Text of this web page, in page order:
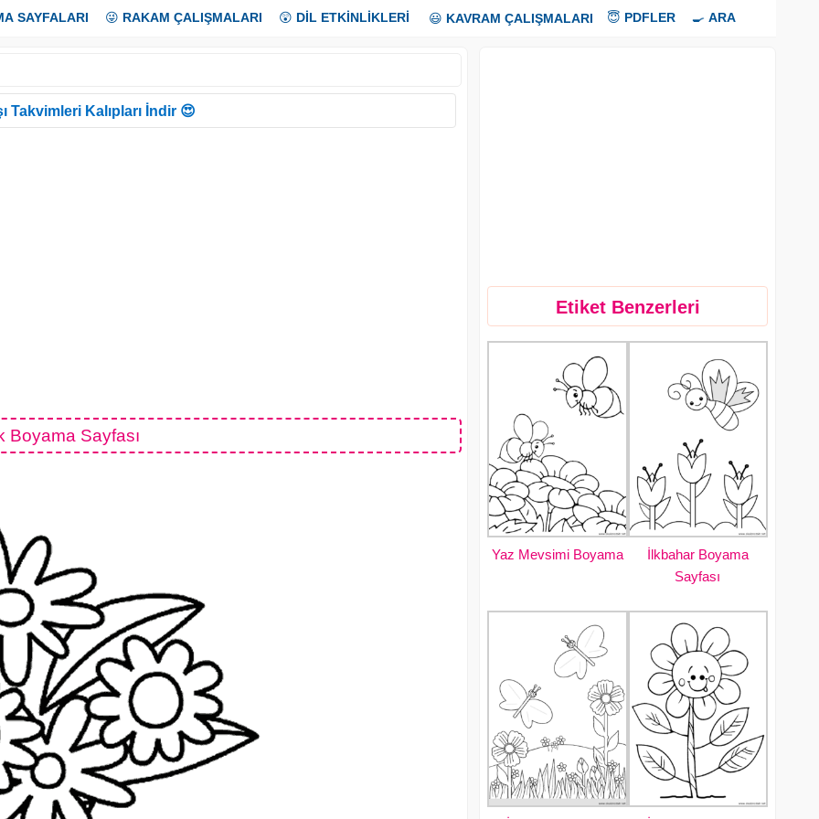
SAYFALARI 😜 RAKAM ÇALIŞMALARI 😲 DİL ETKİNLİKLERİ 😃 KAVRAM ÇALIŞMALARI 😇 PDFLER 🍳 ARA
Takvimleri Kalıpları İndir 😍
Boyama Sayfası
Etiket Benzerleri
Yaz Mevsimi Boyama
İlkbahar Boyama
Sayfası